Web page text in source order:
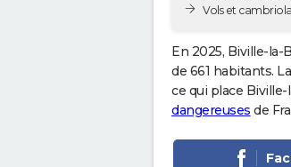
Vols et
En 2025, Biville-la-
de 661 habitants.
ce qui place Biville-
dangereuses de